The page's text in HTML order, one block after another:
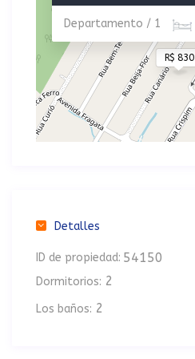
R$ 830
Departamento / 1
Detalles
ID de propiedad: 54150
Dormitorios: 2
Los baños: 2